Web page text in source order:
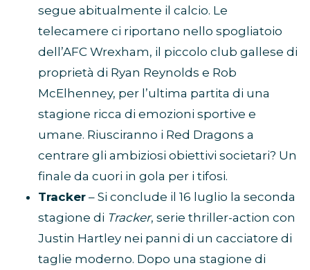
segue abitualmente il calcio. Le
telecamere ci riportano nello spogliatoio
dell’AFC Wrexham, il piccolo club gallese di
proprietà di Ryan Reynolds e Rob
McElhenney, per l’ultima partita di una
stagione ricca di emozioni sportive e
umane. Riusciranno i Red Dragons a
centrare gli ambiziosi obiettivi societari? Un
finale da cuori in gola per i tifosi.
Tracker – Si conclude il 16 luglio la seconda
stagione di Tracker, serie thriller-action con
Justin Hartley nei panni di un cacciatore di
taglie moderno. Dopo una stagione di